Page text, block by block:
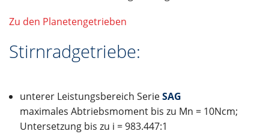
Zu den Planetengetrieben
Stirnradgetriebe:
unterer Leistungsbereich SerieSAG
maximales Abtriebsmoment bis zu Mn = 10Ncm;
Untersetzung bis zu i = 983.447:1